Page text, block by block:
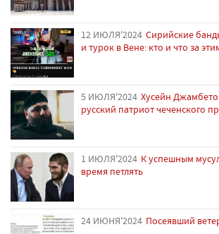
12 ИЮЛЯ'2024 Сирийские
и турок в Вене: кто и что за
5 ИЮЛЯ'2024 Хусейн
русский патриот чеченского
1 ИЮЛЯ'2024 К успешным
время петлять
24 ИЮНЯ'2024 Посеявший